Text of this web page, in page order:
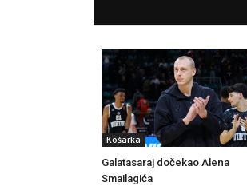
Košarka
Galatasaraj dočekao Alena
Smailagića